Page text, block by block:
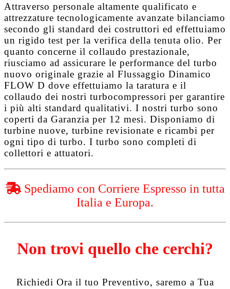
Attraverso personale altamente qualificato e
attrezzature tecnologicamente avanzate bilanciamo
secondo gli standard dei costruttori ed effettuiamo
un rigido test per la verifica della tenuta olio. Per
quanto concerne il collaudo prestazionale,
riusciamo ad assicurare le performance del turbo
nuovo originale grazie al Flussaggio Dinamico
FLOW D dove effettuiamo la taratura e il
collaudo dei nostri turbocompressori per garantire
i più alti standard qualitativi. I nostri turbo sono
coperti da Garanzia per 12 mesi. Disponiamo di
turbine nuove, turbine revisionate e ricambi per
ogni tipo di turbo. I turbo sono completi di
collettori e attuatori.
Spediamo con Corriere Espresso in tutta
Italia e Europa.
Non trovi quello che cerchi?
Richiedi Ora il tuo Preventivo, saremo a Tua